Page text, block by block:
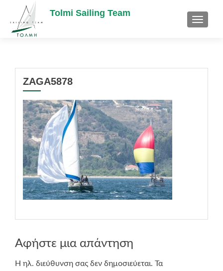
Tolmi Sailing Team
ZAGA5878
Αφήστε μια απάντηση
Η ηλ. διεύθυνση σας δεν δημοσιεύεται. Τα